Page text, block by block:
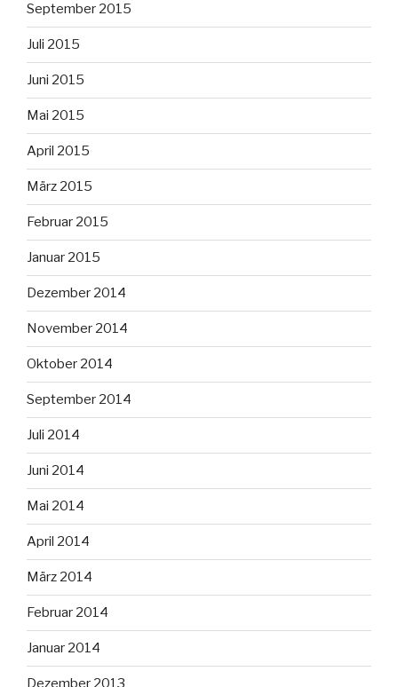
September 2015
Juli 2015
Juni 2015
Mai 2015
April 2015
März 2015
Februar 2015
Januar 2015
Dezember 2014
November 2014
Oktober 2014
September 2014
Juli 2014
Juni 2014
Mai 2014
April 2014
März 2014
Februar 2014
Januar 2014
Dezember 2013